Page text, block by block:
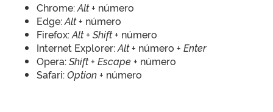
Chrome:Alt+ número
Edge:Alt+ número
Firefox:Alt + Shift+ número
Internet Explorer:Alt+ número + Enter
Opera:Shift + Escape+ número
Safari:Option+ número